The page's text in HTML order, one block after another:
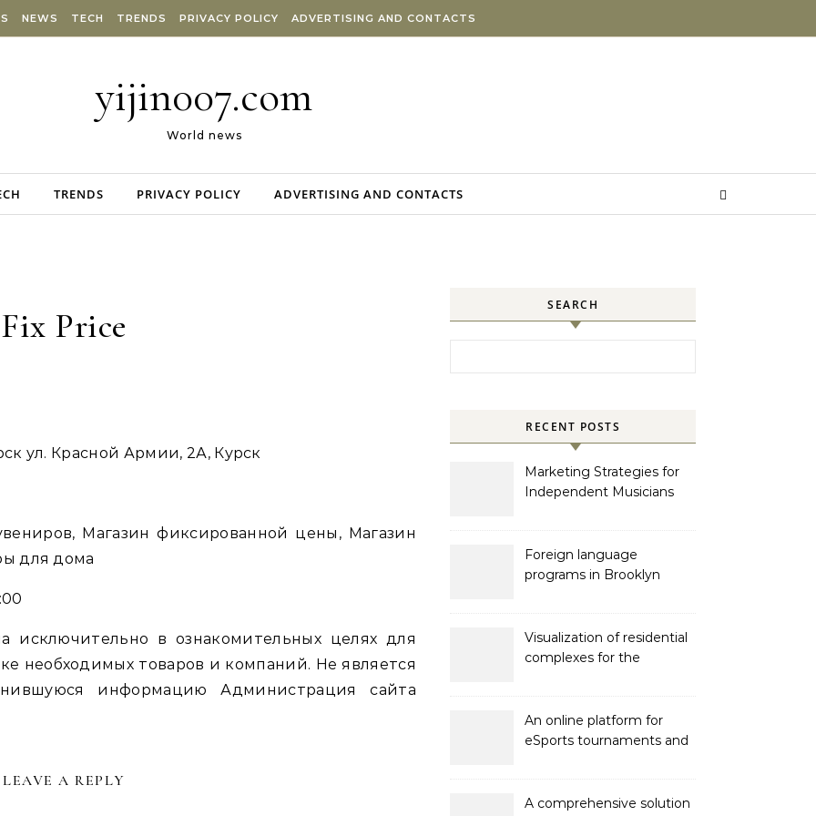
NEWS TECH TRENDS PRIVACY POLICY ADVERTISING AND CONTACTS
yijin007.com
World news
TRENDS PRIVACY POLICY ADVERTISING AND CONTACTS
Fix Price
ул. Красной Армии, 2А, Курск
Магазин фиксированной цены, Магазин
для дома
исключительно в ознакомительных целях для
необходимых товаров и компаний. Не является
информацию Администрация сайта
LEAVE A REPLY
SEARCH
RECENT POSTS
Marketing Strategies for
Independent Musicians
Foreign language
programs in Brooklyn
Visualization of residential
complexes for the
An online platform for
eSports tournaments and
A comprehensive solution